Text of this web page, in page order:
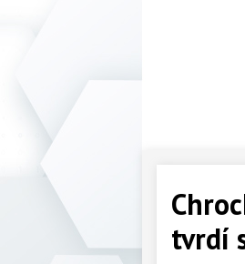
tvrdí